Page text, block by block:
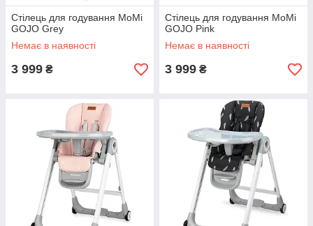
Стілець для годування MoMi
GOJO Grey
Немає в наявності
3 999 ₴
Стілець для годування MoMi
GOJO Pink
Немає в наявності
3 999 ₴